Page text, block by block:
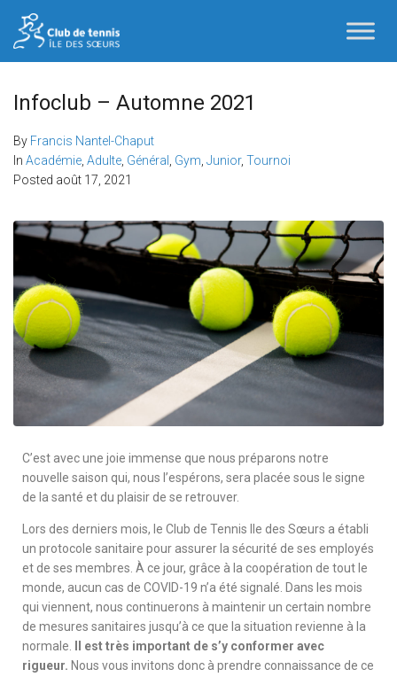
Infoclub – Automne 2021
By Francis Nantel-Chaput
In Académie Adulte Général Gym Junior, Tournoi
Posted août 17, 2021
C’est avec une joie immense que nous préparons notre
nouvelle saison qui, nous l’espérons, sera placée sous le signe
de la santé et du plaisir de se retrouver.
Lors des derniers mois, le Club de Tennis Ile des Sœurs a établi
un protocole sanitaire pour assurer la sécurité de ses employés
et de ses membres. À ce jour, grâce à la coopération de tout le
monde, aucun cas de COVID-19 n’a été signalé. Dans les mois
qui viennent, nous continuerons à maintenir un certain nombre
de mesures sanitaires jusqu’à ce que la situation revienne à la
normale.
Il est très important de s’y conformer avec
rigueur. Nous vous invitons donc à prendre connaissance de ce